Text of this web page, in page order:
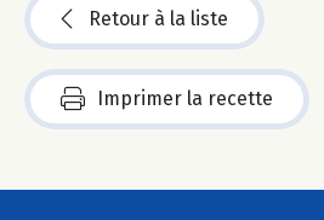
Retour à la liste
Imprimer la recette